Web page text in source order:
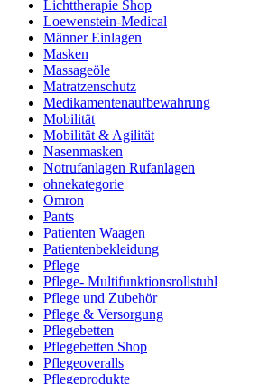
Lichttherapie Shop
Loewenstein-Medical
Männer Einlagen
Masken
Massageöle
Matratzenschutz
Medikamentenaufbewahrung
Mobilität
Mobilität & Agilität
Nasenmasken
Notrufanlagen Rufanlagen
ohnekategorie
Omron
Pants
Patienten Waagen
Patientenbekleidung
Pflege
Pflege- Multifunktionsrollstuhl
Pflege und Zubehör
Pflege & Versorgung
Pflegebetten
Pflegebetten Shop
Pflegeoveralls
Pflegeprodukte